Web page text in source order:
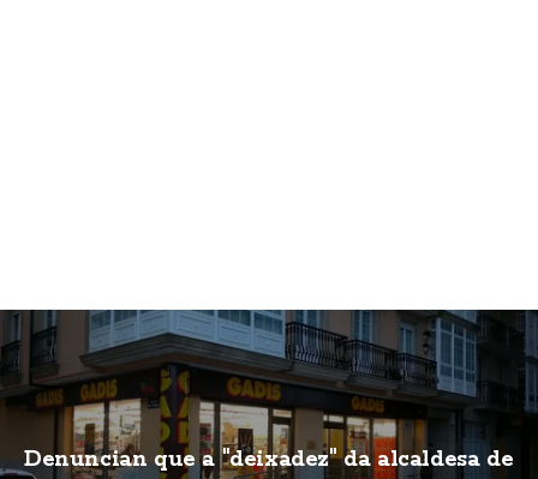
Denuncian que a "deixadez" da alcaldesa de